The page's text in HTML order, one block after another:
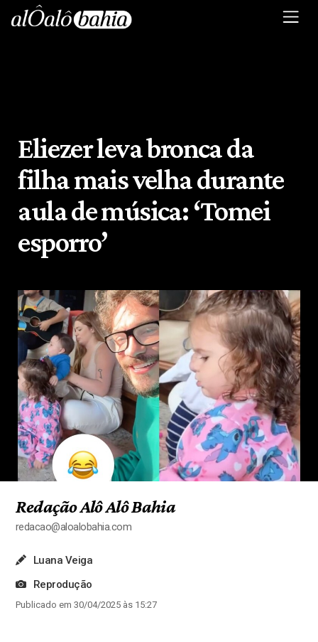
Eliezer leva bronca da
filha mais velha durante
aula de música: ‘Tomei
esporro’
Redação Alô Alô Bahia
redacao@aloalobahia.com
Luana Veiga
Reprodução
Publicado em 30/04/2025 às 15:27